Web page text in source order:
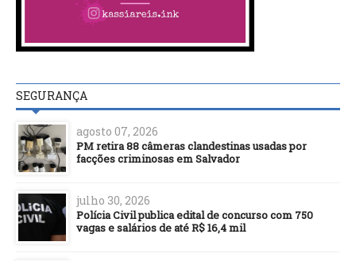
SEGURANÇA
agosto 07, 2026
PM retira 88 câmeras clandestinas usadas por
facções criminosas em Salvador
julho 30, 2026
Polícia Civil publica edital de concurso com 750
vagas e salários de até R$ 16,4 mil